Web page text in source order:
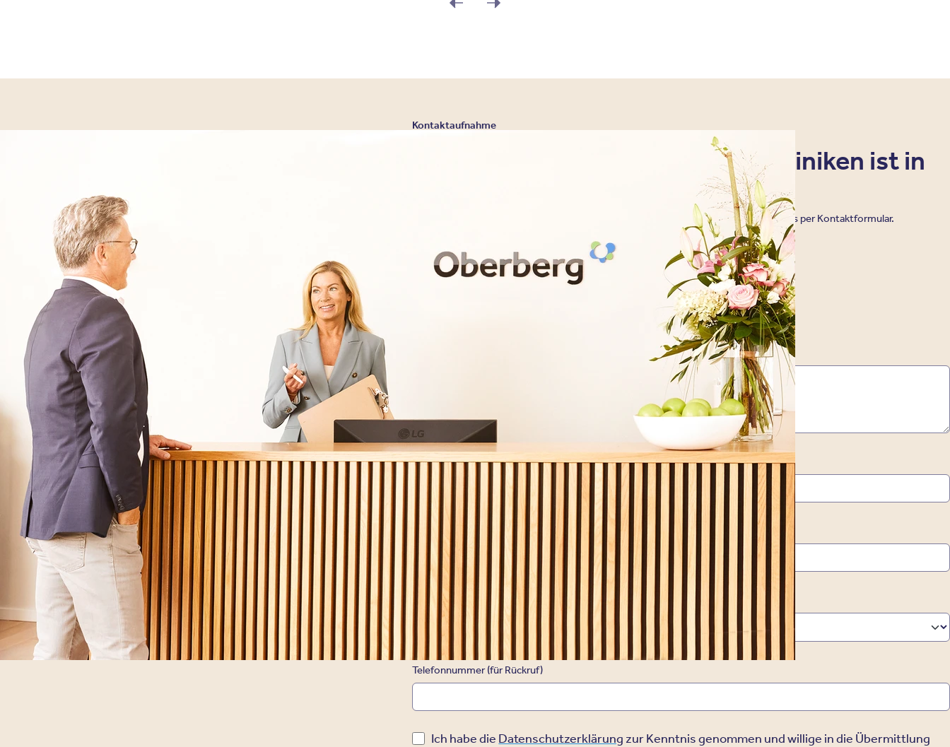
Kontaktaufnahme
Eine Aufnahme in unsere Privatkliniken ist in
der Regel zeitnah möglich.
Kontaktieren Sie uns für eine individuelle Beratung telefonisch, oder schreiben Sie uns per Kontaktformular.
02131 - 5379064
Oberberg Fachklinik Düsseldorf Kaarst
Vorname* Nachname*
E-Mail Adresse *
Versicherungsart *
Telefonnummer (für Rückruf)
Ich habe die Datenschutzerklärung zur Kenntnis genommen und willige in die Übermittlung